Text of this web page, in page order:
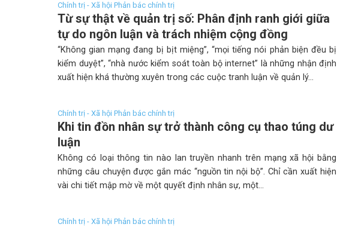
Chính trị - Xã hội Phản bác chính trị
Từ sự thật về quản trị số: Phân định ranh giới giữa
tự do ngôn luận và trách nhiệm cộng đồng
“Không gian mạng đang bị bịt miệng”, “mọi tiếng nói phản biện đều bị
kiểm duyệt”, “nhà nước kiểm soát toàn bộ internet” là những nhận định
xuất hiện khá thường xuyên trong các cuộc tranh luận về quản lý...
Chính trị - Xã hội Phản bác chính trị
Khi tin đồn nhân sự trở thành công cụ thao túng dư
luận
Không có loại thông tin nào lan truyền nhanh trên mạng xã hội bằng
những câu chuyện được gắn mác “nguồn tin nội bộ”. Chỉ cần xuất hiện
vài chi tiết mập mờ về một quyết định nhân sự, một...
Chính trị - Xã hội Phản bác chính trị